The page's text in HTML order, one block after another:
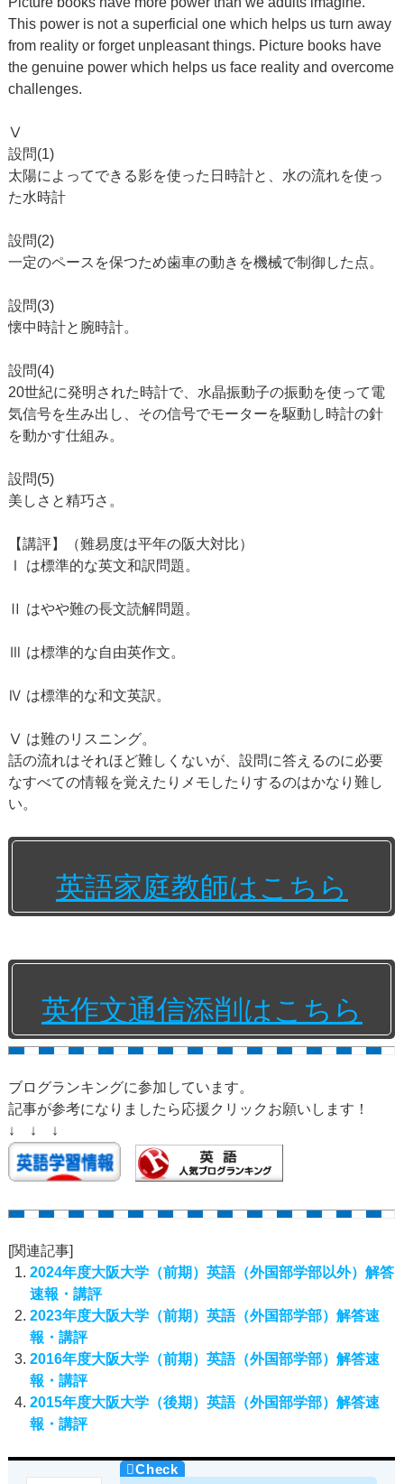
This power is not a superficial one which helps us turn away
from reality or forget unpleasant things. Picture books have
the genuine power which helps us face reality and overcome
challenges.
Ⅴ
設問(1)
太陽によってできる影を使った日時計と、水の流れを使っ
た水時計
設問(2)
一定のペースを保つため歯車の動きを機械で制御した点。
設問(3)
懐中時計と腕時計。
設問(4)
20世紀に発明された時計で、水晶振動子の振動を使って電
気信号を生み出し、その信号でモーターを駆動し時計の針
を動かす仕組み。
設問(5)
美しさと精巧さ。
【講評】（難易度は平年の阪大対比）
Ⅰ は標準的な英文和訳問題。
Ⅱ はやや難の長文読解問題。
Ⅲ は標準的な自由英作文。
Ⅳ は標準的な和文英訳。
Ⅴ は難のリスニング。
話の流れはそれほど難しくないが、設問に答えるのに必要
なすべての情報を覚えたりメモしたりするのはかなり難し
い。
英語家庭教師はこちら
英作文通信添削はこちら
ブログランキングに参加しています。
記事が参考になりましたら応援クリックお願いします！
↓ ↓ ↓
[関連記事]
2024年度大阪大学（前期）英語（外国部学部以外）解答
速報・講評
2023年度大阪大学（前期）英語（外国部学部）解答速
報・講評
2016年度大阪大学（前期）英語（外国部学部）解答速
報・講評
2015年度大阪大学（後期）英語（外国部学部）解答速
報・講評